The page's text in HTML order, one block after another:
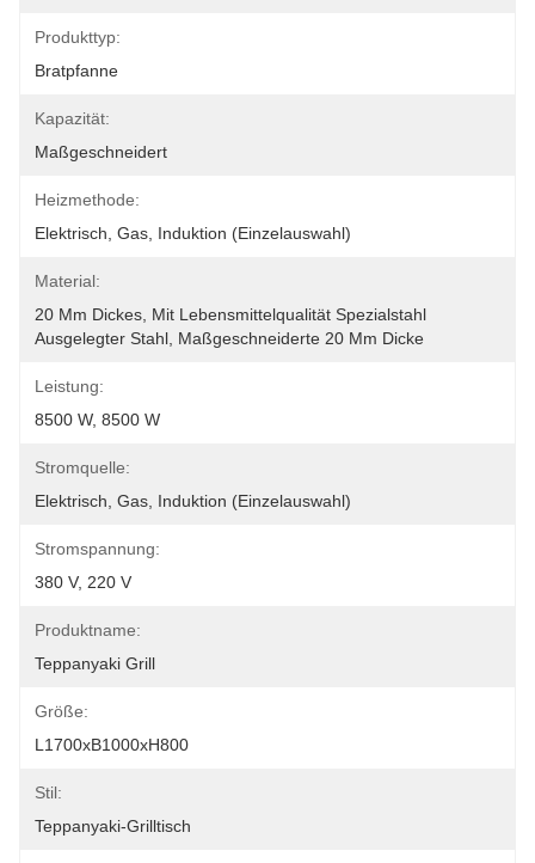
Produkttyp:
Bratpfanne
Kapazität:
Maßgeschneidert
Heizmethode:
Elektrisch, Gas, Induktion (Einzelauswahl)
Material:
20 Mm Dickes, Mit Lebensmittelqualität Spezialstahl
Ausgelegter Stahl, Maßgeschneiderte 20 Mm Dicke
Leistung:
8500 W, 8500 W
Stromquelle:
Elektrisch, Gas, Induktion (Einzelauswahl)
Stromspannung:
380 V, 220 V
Produktname:
Teppanyaki Grill
Größe:
L1700xB1000xH800
Stil:
Teppanyaki-Grilltisch